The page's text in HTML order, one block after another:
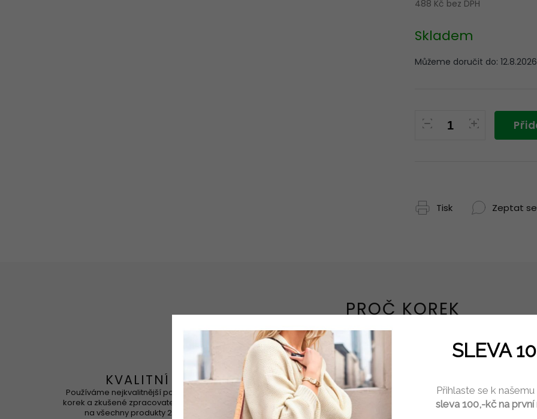
488 Kč bez DPH
cena:
Skladem
Můžeme doručit do: 12.8.2026
Tisk Zeptat se
KVALITNÍ
Používáme nejkvalitnější portugalský
korek a zkušené zpracovatele. Záruka
na všechny produkty 2 roky
LEHKÝ
Korek je neuvěřitelně lehký, ale velmi
odolný materiál.
Korek pochází z kůry dubu
100% přírodní a
SLEVA
Přihlaste se k
sleva 100,-kč na první